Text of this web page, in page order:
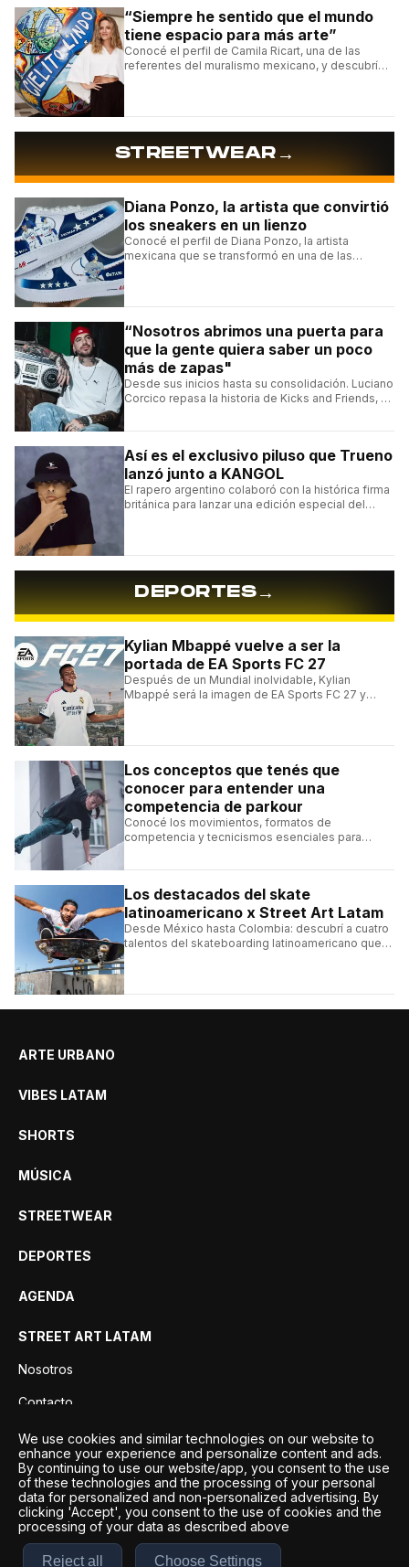
“Siempre he sentido que el mundo
tiene espacio para más arte”
Conocé el perfil de Camila Ricart, una de las
referentes del muralismo mexicano, y descubrí
STREETWEAR→
Diana Ponzo, la artista que convirtió
los sneakers en un lienzo
Conocé el perfil de Diana Ponzo, la artista
mexicana que se transformó en una de las
“Nosotros abrimos una puerta para
que la gente quiera saber un poco
más de zapas"
Desde sus inicios hasta su consolidación. Luciano
Corcico repasa la historia de Kicks and Friends, el
Así es el exclusivo piluso que Trueno
lanzó junto a KANGOL
El rapero argentino colaboró con la histórica firma
británica para lanzar una edición especial del
DEPORTES→
Kylian Mbappé vuelve a ser la
portada de EA Sports FC 27
Después de un Mundial inolvidable, Kylian
Mbappé será la imagen de EA Sports FC 27 y
Los conceptos que tenés que
conocer para entender una
competencia de parkour
Conocé los movimientos, formatos de
competencia y tecnicismos esenciales para
Los destacados del skate
latinoamericano x Street Art Latam
Desde México hasta Colombia: descubrí a cuatro
talentos del skateboarding latinoamericano que
ARTE URBANO
VIBES LATAM
SHORTS
MÚSICA
STREETWEAR
DEPORTES
AGENDA
STREET ART LATAM
Nosotros
Contacto
Privacidad
We use cookies and similar technologies on our website to
enhance your experience and personalize content and ads.
By continuing to use our website/app, you consent to the use
of these technologies and the processing of your personal
data for personalized and non-personalized advertising. By
clicking 'Accept', you consent to the use of cookies and the
processing of your data as described above
Reject all Choose Settings